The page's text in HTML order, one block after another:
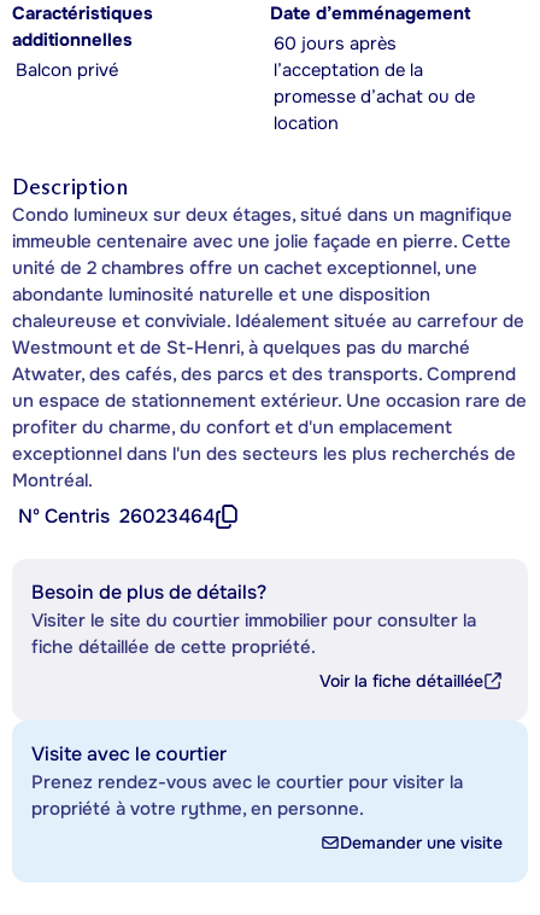
Caractéristiques
additionnelles
Balcon privé
Date d’emménagement
60 jours après
l’acceptation de la
promesse d’achat ou de
location
Description
Condo lumineux sur deux étages, situé dans un magnifique
immeuble centenaire avec une jolie façade en pierre. Cette
unité de 2 chambres offre un cachet exceptionnel, une
abondante luminosité naturelle et une disposition
chaleureuse et conviviale. Idéalement située au carrefour de
Westmount et de St-Henri, à quelques pas du marché
Atwater, des cafés, des parcs et des transports. Comprend
un espace de stationnement extérieur. Une occasion rare de
profiter du charme, du confort et d'un emplacement
exceptionnel dans l'un des secteurs les plus recherchés de
Montréal.
Nº Centris 26023464
Besoin de plus de détails?
Visiter le site du courtier immobilier pour consulter la
fiche détaillée de cette propriété.
Voir la fiche détaillée
Visite avec le courtier
Prenez rendez-vous avec le courtier pour visiter la
propriété à votre rythme, en personne.
Demander une visite